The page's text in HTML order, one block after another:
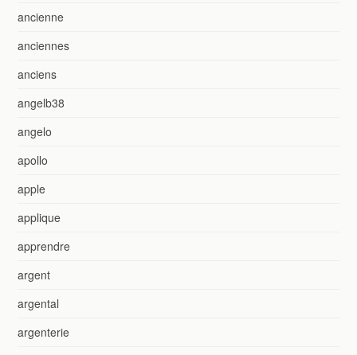
ancienne
anciennes
anciens
angelb38
angelo
apollo
apple
applique
apprendre
argent
argental
argenterie